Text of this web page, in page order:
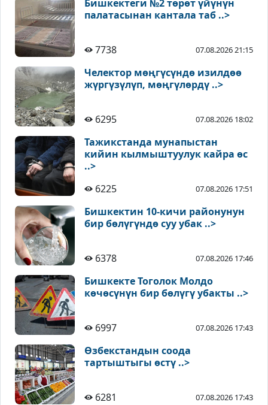
Бишкектеги №2 төрөт үйүнүн
палатасынан кантала таб ..>
7738 07.08.2026 21:15
Челектор мөңгүсүндө изилдөө
жүргүзүлүп, мөңгүлөрдү ..>
6295 07.08.2026 18:02
Тажикстанда мунапыстан
кийин кылмыштуулук кайра өс
..>
6225
07.08.2026 17:51
Бишкектин 10-кичи районунун
бир бөлүгүндө суу убак ..>
6378 07.08.2026 17:46
Бишкекте Тоголок Молдо
көчөсүнүн бир бөлүгү убакты ..>
6997 07.08.2026 17:43
Өзбекстандын соода
тартыштыгы өстү ..>
6281 07.08.2026 17:43